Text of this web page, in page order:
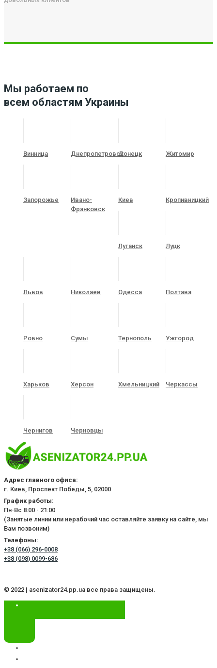
Мы работаем по
всем областям Украины
Винница ДнепропетровскДонецк Житомир
Запорожье
Ивано-
Франковск
Киев Кропивницкий
Луганск Луцк
Львов Николаев Одесса Полтава
Ровно Сумы Тернополь Ужгород
Харьков Херсон Хмельницкий Черкассы
Чернигов Черновцы
Адрес главного офиса:
г. Киев, Проспект Победы, 5, 02000
График работы:
Пн-Вс 8:00 - 21:00
(Занятые линии или нерабочий час оставляйте заявку на сайте, мы
Вам позвоним)
Телефоны:
+38 (066) 296-0008
+38 (098) 0099-686
© 2022 | asenizator24.pp.ua все права защищены.